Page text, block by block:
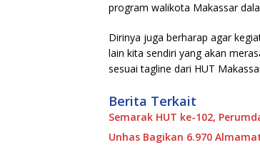
program walikota Makassar
Dirinya juga berharap agar
lain kita sendiri yang akan
sesuai tagline dari HUT
Berita Terkait
Semarak HUT ke-102,
Unhas Bagikan 6.970